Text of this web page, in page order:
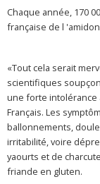
Chaque année, 170
française de l
«Tout cela serait
scientifiques
une forte intolérance
Français. Les
ballonnements,
irritabilité, voire
yaourts et de
friande en gluten.